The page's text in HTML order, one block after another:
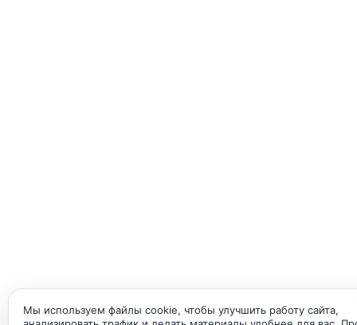
Мы используем файлы cookie, чтобы улучшить работу сайта,